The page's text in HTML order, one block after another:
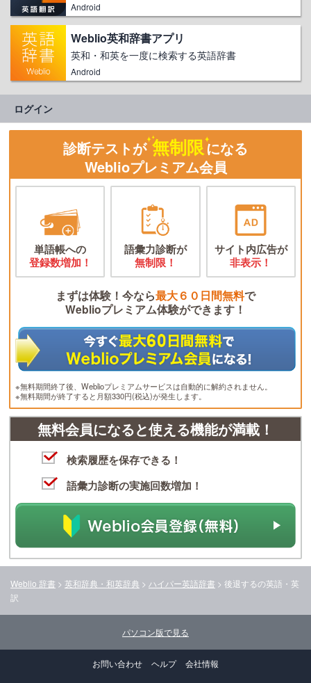
Android
Weblio英和辞書アプリ
英和・和英を一度に検索する英語辞書
Android
ログイン
診断テストが 無制限になる
Weblioプレミアム会員
単語帳への
登録数増加！
語彙力診断が
無制限！
サイト内広告が
非表示！
まずは体験！今なら最大６０日間無料で
Weblioプレミアム体験ができます！
※無料期間終了後、Weblioプレミアムサービスは自動的に解約されません。
※無料期間が終了すると月額330円(税込)が発生します。
無料会員になると使える機能が満載！
検索履歴を保存できる！
語彙力診断の実施回数増加！
Weblio 辞書 > 英和辞典・和英辞典 > ハイパー英語辞書 > 後退するの英語・英
訳
パソコン版で見る
お問い合わせ ヘルプ 会社情報